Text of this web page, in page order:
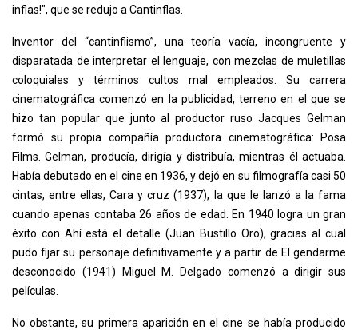
inflas!", que se redujo a Cantinflas.
Inventor del “cantinflismo”, una teoría vacía, incongruente y
disparatada de interpretar el lenguaje, con mezclas de muletillas
coloquiales y términos cultos mal empleados. Su carrera
cinematográfica comenzó en la publicidad, terreno en el que se
hizo tan popular que junto al productor ruso Jacques Gelman
formó su propia compañía productora cinematográfica: Posa
Films. Gelman, producía, dirigía y distribuía, mientras él actuaba.
Había debutado en el cine en 1936, y dejó en su filmografía casi 50
cintas, entre ellas, Cara y cruz (1937), la que le lanzó a la fama
cuando apenas contaba 26 años de edad. En 1940 logra un gran
éxito con Ahí está el detalle (Juan Bustillo Oro), gracias al cual
pudo fijar su personaje definitivamente y a partir de El gendarme
desconocido (1941) Miguel M. Delgado comenzó a dirigir sus
películas.
No obstante, su primera aparición en el cine se había producido